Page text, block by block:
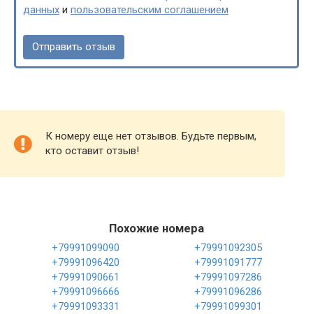
данных и пользовательским соглашением
К номеру еще нет отзывов. Будьте первым,
кто оставит отзыв!
Похожие номера
+79991099090
+79991092305
+79991096420
+79991091777
+79991090661
+79991097286
+79991096666
+79991096286
+79991093331
+79991099301